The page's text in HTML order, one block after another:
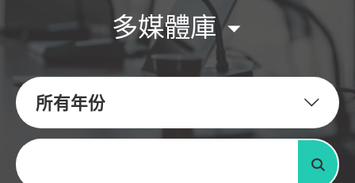
多媒體庫
所有年份
關鍵字
搜尋